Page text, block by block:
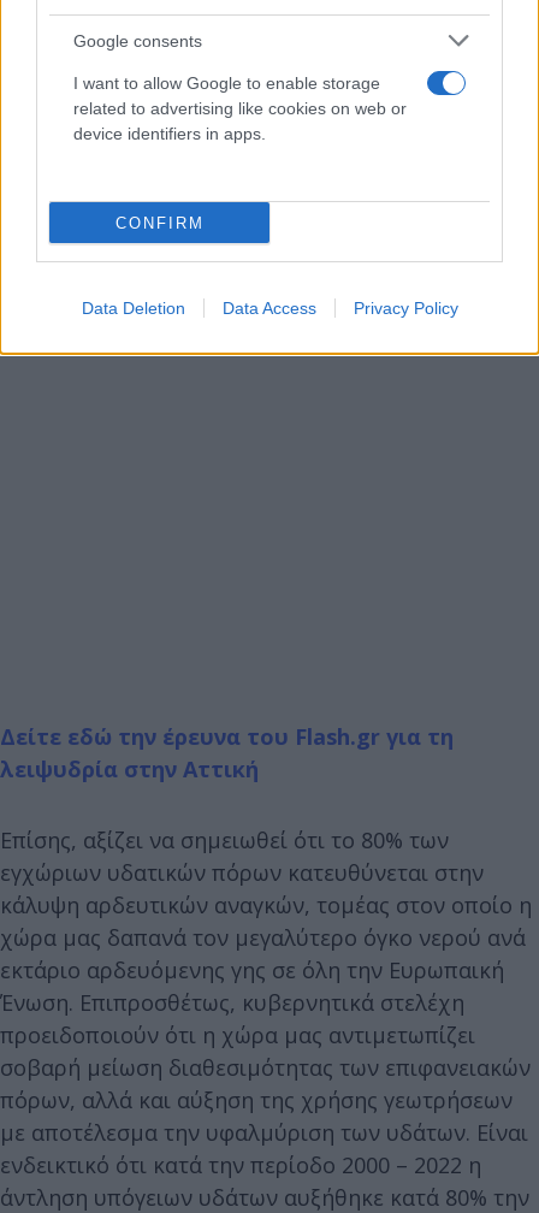
Google consents
I want to allow Google to enable storage
related to advertising like cookies on web or
device identifiers in apps.
CONFIRM
Data Deletion Data Access Privacy Policy
Δείτε εδώ την έρευνα του Flash.gr για τη
λειψυδρία στην Αττική
Επίσης, αξίζει να σημειωθεί ότι το 80% των
εγχώριων υδατικών πόρων κατευθύνεται στην
κάλυψη αρδευτικών αναγκών, τομέας στον οποίο η
χώρα μας δαπανά τον μεγαλύτερο όγκο νερού ανά
εκτάριο αρδευόμενης γης σε όλη την Ευρωπαική
Ένωση. Επιπροσθέτως, κυβερνητικά στελέχη
προειδοποιούν ότι η χώρα μας αντιμετωπίζει
σοβαρή μείωση διαθεσιμότητας των επιφανειακών
πόρων, αλλά και αύξηση της χρήσης γεωτρήσεων
με αποτέλεσμα την υφαλμύριση των υδάτων. Είναι
ενδεικτικό ότι κατά την περίοδο 2000 – 2022 η
άντληση υπόγειων υδάτων αυξήθηκε κατά 80% την